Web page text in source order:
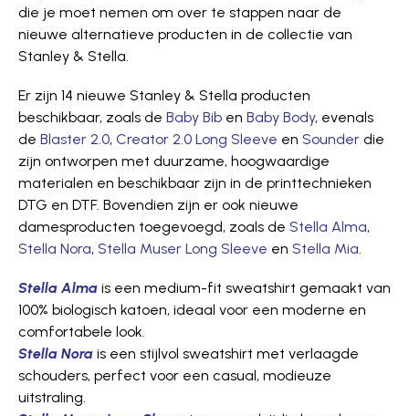
die je moet nemen om over te stappen naar de
nieuwe alternatieve producten in de collectie van
Stanley & Stella.
Er zijn 14 nieuwe Stanley & Stella producten
beschikbaar, zoals de Baby Bib en Baby Body, evenals
de Blaster 2.0, Creator 2.0 Long Sleeve en Sounder die
zijn ontworpen met duurzame, hoogwaardige
materialen en beschikbaar zijn in de printtechnieken
DTG en DTF. Bovendien zijn er ook nieuwe
damesproducten toegevoegd, zoals de Stella Alma,
Stella Nora, Stella Muser Long Sleeve en Stella Mia
Stella Alma is een medium-fit sweatshirt gemaakt van
100% biologisch katoen, ideaal voor een moderne en
comfortabele look.
Stella Nora is een stijlvol sweatshirt met verlaagde
schouders, perfect voor een casual, modieuze
uitstraling.